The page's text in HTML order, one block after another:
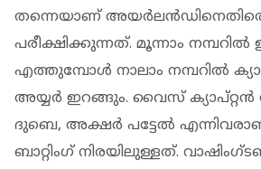
തന്നെയാണ്
പരീക്ഷിക്കുന്നത്. മൂന്നാം
എത്തുമ്പോള്‍ നാലാം നമ്പറില്‍
അയ്യര്‍ ഇറങ്ങും. വൈസ് ക്യാപ്റ്റന്‍
ദുബെ, അക്ഷര്‍ പട്ടേല്‍
ബാറ്റിംഗ് നിരയിലുള്ളത്.